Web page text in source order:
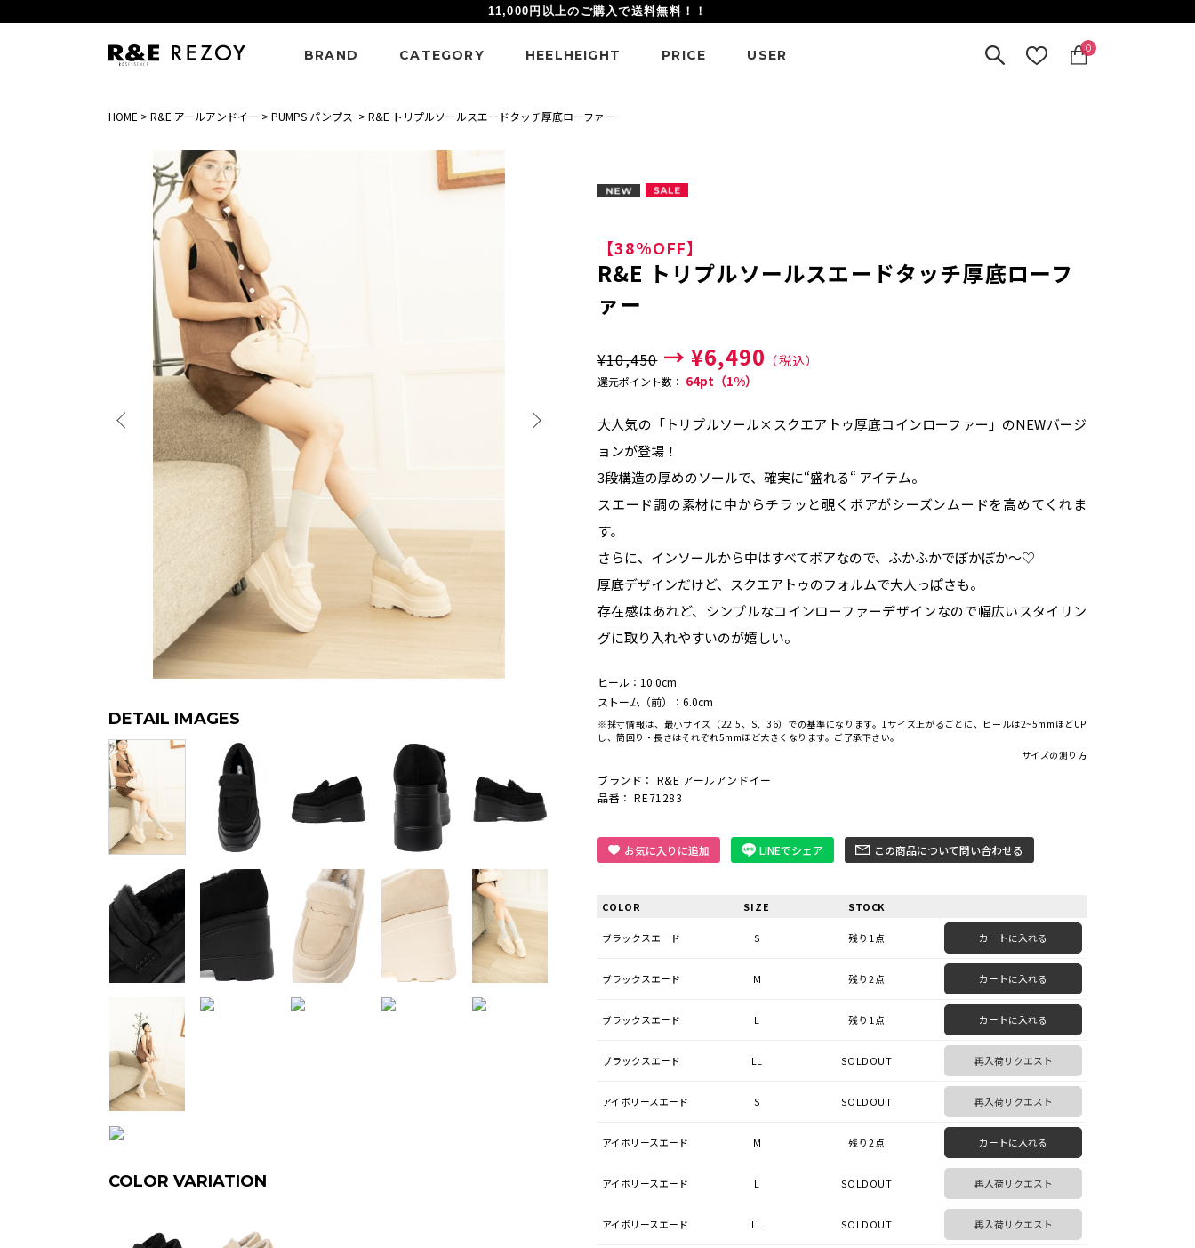
11,000円以上のご購入で送料無料！！
BRAND CATEGORY HEELHEIGHT PRICE USER 0
HOME > R&E アールアンドイー > PUMPS パンプス > R&E トリプルソールスエードタッチ厚底ローファー
DETAIL IMAGES
COLOR VARIATION
【38%OFF】
R&E トリプルソールスエードタッチ厚底ローフ
ァー
¥10,450 → ¥6,490 （税込）
還元ポイント数： 64pt（1%）
大人気の「トリプルソール×スクエアトゥ厚底コインローファー」のNEWバージ
ョンが登場！
3段構造の厚めのソールで、確実に“盛れる“ アイテム。
スエード調の素材に中からチラッと覗くボアがシーズンムードを高めてくれま
す。
さらに、インソールから中はすべてボアなので、ふかふかでぽかぽか～♡
厚底デザインだけど、スクエアトゥのフォルムで大人っぽさも。
存在感はあれど、シンプルなコインローファーデザインなので幅広いスタイリン
グに取り入れやすいのが嬉しい。
ヒール：10.0cm
ストーム（前）：6.0cm
※採寸情報は、最小サイズ（22.5、S、36）での基準になります。1サイズ上がるごとに、ヒールは2~5mmほどUP
し、筒回り・長さはそれぞれ5mmほど大きくなります。ご了承下さい。
サイズの測り方
ブランド： R&E アールアンドイー
品番： RE71283
お気に入りに追加 LINEでシェア この商品について問い合わせる
COLOR SIZE STOCK
ブラックスエード S 残り1点 カートに入れる
ブラックスエード M 残り2点 カートに入れる
ブラックスエード L 残り1点 カートに入れる
ブラックスエード LL SOLDOUT 再入荷リクエスト
アイボリースエード S SOLDOUT 再入荷リクエスト
アイボリースエード M 残り2点 カートに入れる
アイボリースエード L SOLDOUT 再入荷リクエスト
アイボリースエード LL SOLDOUT 再入荷リクエスト